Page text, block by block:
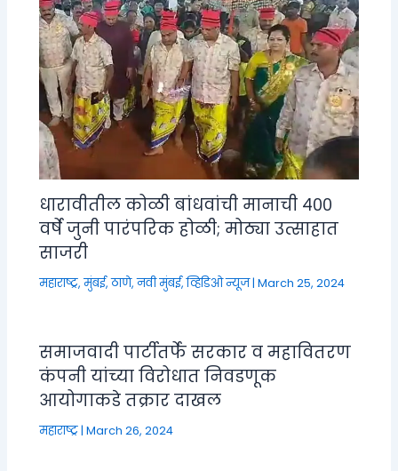
धारावीतील कोळी बांधवांची मानाची ४००
वर्षे जुनी पारंपरिक होळी; मोठ्या उत्साहात
साजरी
महाराष्ट्र,मुंबई, ठाणे, नवी मुंबई,व्हिडिओ न्यूज|March 25, 2024
समाजवादी पार्टीतर्फे सरकार व महावितरण
कंपनी यांच्या विरोधात निवडणूक
आयोगाकडे तक्रार दाखल
महाराष्ट्र|March 26, 2024